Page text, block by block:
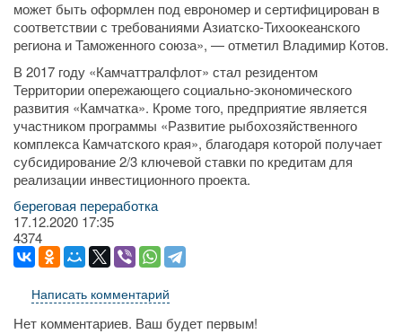
может быть оформлен под еврономер и сертифицирован в
соответствии с требованиями Азиатско-Тихоокеанского
региона и Таможенного союза», — отметил Владимир Котов.
В 2017 году «Камчаттралфлот» стал резидентом
Территории опережающего социально-экономического
развития «Камчатка». Кроме того, предприятие является
участником программы «Развитие рыбохозяйственного
комплекса Камчатского края», благодаря которой получает
субсидирование 2/3 ключевой ставки по кредитам для
реализации инвестиционного проекта.
береговая переработка
17.12.2020 17:35
4374
Написать комментарий
Нет комментариев. Ваш будет первым!